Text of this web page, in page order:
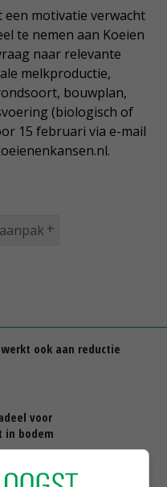
een motivatie verwacht
te nemen aan Koeien
naar relevante
melkproductie,
bouwplan,
(biologisch of
15 februari via e-mail
ook aan reductie
voor
in bodem